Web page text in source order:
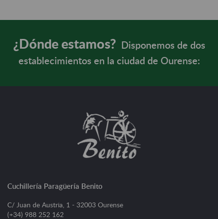
¿Dónde estamos?
Disponemos de dos
establecimientos en la ciudad de Ourense:
Cuchillería Paragüería Benito
C/ Juan de Austria, 1 - 32003 Ourense
(+34) 988 252 162